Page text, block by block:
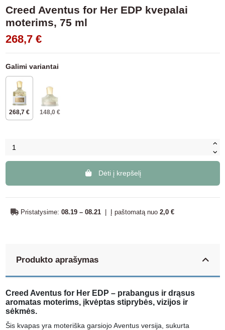
Creed Aventus for Her EDP kvepalai
moterims, 75 ml
268,7 €
Galimi variantai
268,7 € 148,0 €
Dėti į krepšelį
Pristatysime: 08.19 – 08.21 | Į paštomatą nuo 2,0 €
Produkto aprašymas
Creed Aventus for Her EDP – prabangus ir drąsus
aromatas moterims, įkvėptas stiprybės, vizijos ir
sėkmės.
Šis kvapas yra moteriška garsiojo Aventus versija, sukurta